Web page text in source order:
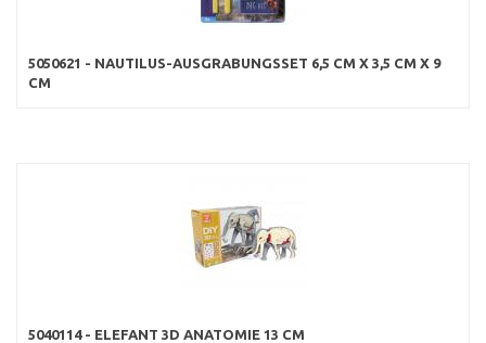
5050621 - NAUTILUS-AUSGRABUNGSSET 6,5 CM X 3,5 CM X 9
CM
5040114 - ELEFANT 3D ANATOMIE 13 CM